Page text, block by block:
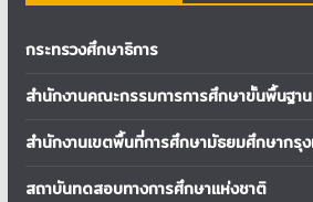
กระทรวงศึกษาธิการ
สำนักงานคณะกรรมการการศึกษาขั้นพื้นฐาน
สำนักงานเขตพื้นที่การศึกษามัธยมศึกษากรุ
สถาบันทดสอบทางการศึกษาแห่งชาติ